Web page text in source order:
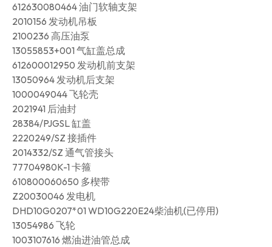
612630080464 油门软轴支架
2010156 发动机吊板
2100236 高压油泵
13055853+001 气缸盖总成
612600012950 发动机前支架
13050964 发动机后支架
1000049044 飞轮壳
2021941 后油封
28384/PJGSL 缸盖
2220249/SZ 接插件
2014332/SZ 通气管接头
77704980K-1 卡箍
610800060650 多楔带
Z20030046 发电机
DHD10G0207*01 WD10G220E24柴油机(已停用)
13054986 飞轮
1003107616 燃油进油管总成